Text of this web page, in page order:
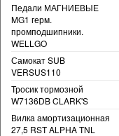
Педали МАГНИЕВЫЕ
MG1 герм.
промподшипники.
WELLGO
Самокат SUB
VERSUS110
Тросик тормозной
W7136DB CLARK'S
Вилка амортизационная
27,5 RST ALPHA TNL